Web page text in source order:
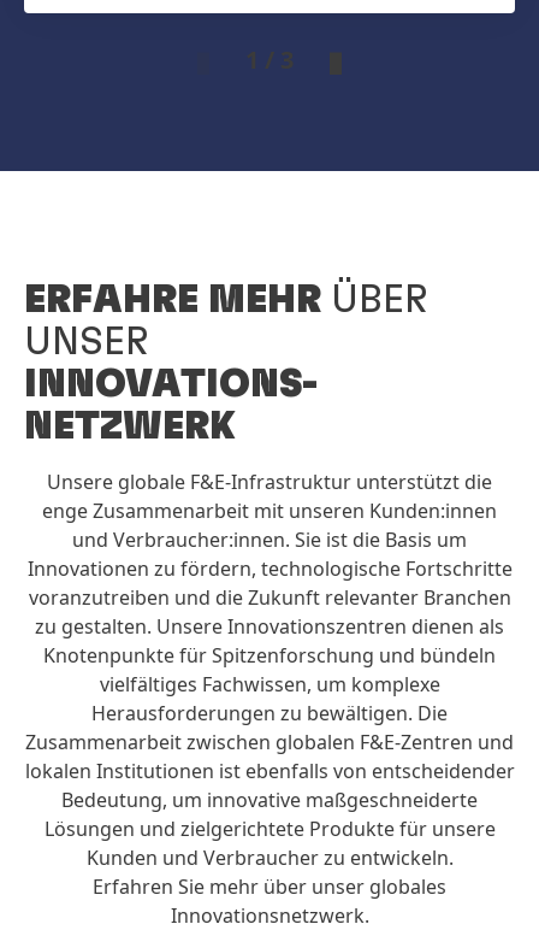
1 / 3
ERFAHRE MEHR ÜBER
UNSER
INNOVATIONS-
NETZWERK
Unsere globale F&E-Infrastruktur unterstützt die
enge Zusammenarbeit mit unseren Kunden:innen
und Verbraucher:innen. Sie ist die Basis um
Innovationen zu fördern, technologische Fortschritte
voranzutreiben und die Zukunft relevanter Branchen
zu gestalten. Unsere Innovationszentren dienen als
Knotenpunkte für Spitzenforschung und bündeln
vielfältiges Fachwissen, um komplexe
Herausforderungen zu bewältigen. Die
Zusammenarbeit zwischen globalen F&E-Zentren und
lokalen Institutionen ist ebenfalls von entscheidender
Bedeutung, um innovative maßgeschneiderte
Lösungen und zielgerichtete Produkte für unsere
Kunden und Verbraucher zu entwickeln.
Erfahren Sie mehr über unser globales
Innovationsnetzwerk.